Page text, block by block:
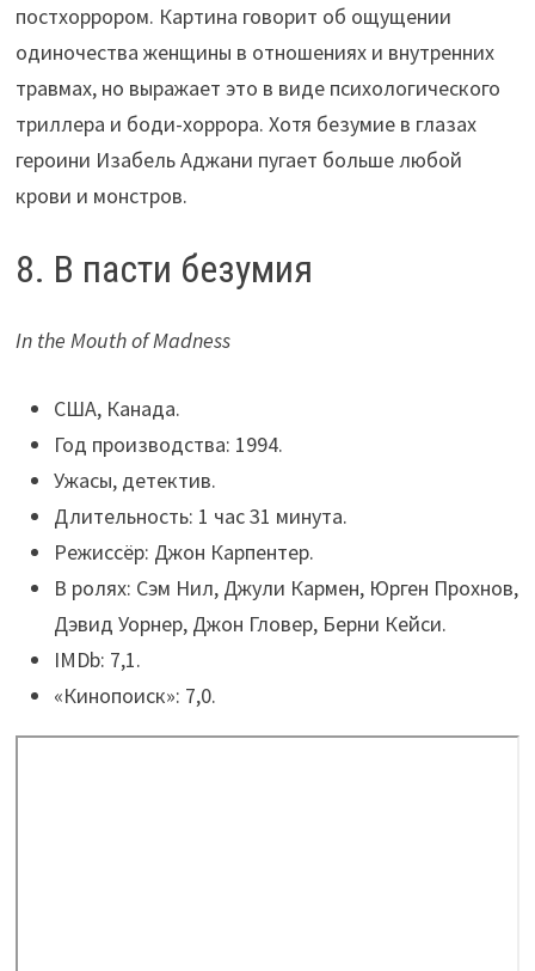
постхоррором. Картина говорит об ощущении
одиночества женщины в отношениях и внутренних
травмах, но выражает это в виде психологического
триллера и боди-хоррора. Хотя безумие в глазах
героини Изабель Аджани пугает больше любой
крови и монстров.
8. В пасти безумия
In the Mouth of Madness
США, Канада.
Год производства: 1994.
Ужасы, детектив.
Длительность: 1 час 31 минута.
Режиссёр: Джон Карпентер.
В ролях: Сэм Нил, Джули Кармен, Юрген Прохнов,
Дэвид Уорнер, Джон Гловер, Берни Кейси.
IMDb: 7,1.
«Кинопоиск»: 7,0.